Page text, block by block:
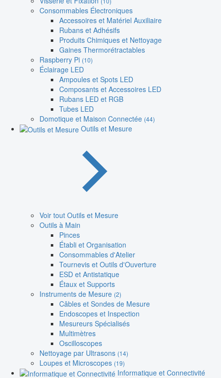
Consommables Électroniques
Accessoires et Matériel Auxiliaire
Rubans et Adhésifs
Produits Chimiques et Nettoyage
Gaines Thermorétractables
Raspberry Pi (10)
Éclairage LED
Ampoules et Spots LED
Composants et Accessoires LED
Rubans LED et RGB
Tubes LED
Domotique et Maison Connectée (44)
Outils et Mesure
Voir tout Outils et Mesure
Outils à Main
Pinces
Établi et Organisation
Consommables d'Atelier
Tournevis et Outils d'Ouverture
ESD et Antistatique
Étaux et Supports
Instruments de Mesure (2)
Câbles et Sondes de Mesure
Endoscopes et Inspection
Mesureurs Spécialisés
Multimètres
Oscilloscopes
Nettoyage par Ultrasons (14)
Loupes et Microscopes (19)
Informatique et Connectivité